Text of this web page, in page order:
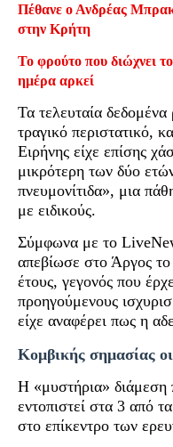
Πέθανε ο Ανδρέας
στην Κρήτη
Το φρούτο που διώχνει
ημέρα αρκεί
Τα τελευταία
τραγικό περιστατικό,
Ειρήνης είχε επίσης
μικρότερη των δύο
πνευμονίτιδα», μια
με ειδικούς.
Σύμφωνα με το
απεβίωσε στο Άργος
έτους, γεγονός που
προηγούμενους
είχε αναφέρει πως η
Κομβικής σημασίας
Η «μυστήρια» διάμεση
εντοπιστεί στα 3 από
στο επίκεντρο των